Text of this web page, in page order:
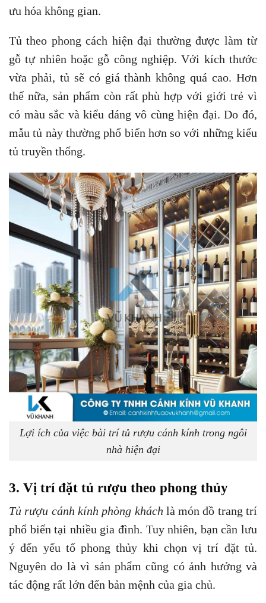
ưu hóa không gian.
Tủ theo phong cách hiện đại thường được làm từ
gỗ tự nhiên hoặc gỗ công nghiệp. Với kích thước
vừa phải, tủ sẽ có giá thành không quá cao. Hơn
thế nữa, sản phẩm còn rất phù hợp với giới trẻ vì
có màu sắc và kiểu dáng vô cùng hiện đại. Do đó,
mẫu tủ này thường phổ biến hơn so với những kiểu
tủ truyền thống.
Lợi ích của việc bài trí tủ rượu cánh kính trong ngôi
nhà hiện đại
3. Vị trí đặt tủ rượu theo phong thủy
Tủ rượu cánh kính phòng khách là món đồ trang trí
phổ biến tại nhiều gia đình. Tuy nhiên, bạn cần lưu
ý đến yếu tố phong thủy khi chọn vị trí đặt tủ.
Nguyên do là vì sản phẩm cũng có ảnh hưởng và
tác động rất lớn đến bản mệnh của gia chủ.